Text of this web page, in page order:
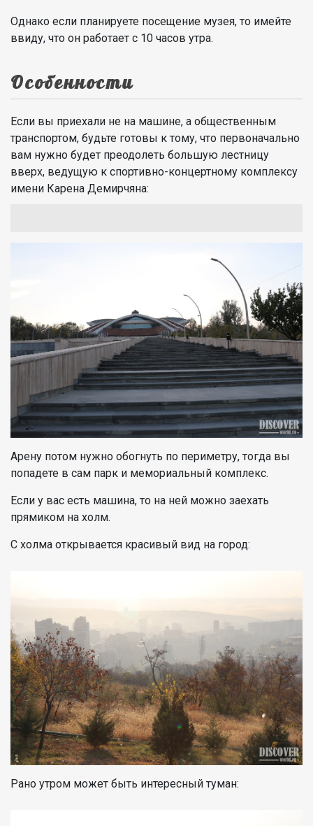
Однако если планируете посещение музея, то имейте
ввиду, что он работает с 10 часов утра.
Особенности
Если вы приехали не на машине, а общественным
транспортом, будьте готовы к тому, что первоначально
вам нужно будет преодолеть большую лестницу
вверх, ведущую к спортивно-концертному комплексу
имени Карена Демирчяна:
Арену потом нужно обогнуть по периметру, тогда вы
попадете в сам парк и мемориальный комплекс.
Если у вас есть машина, то на ней можно заехать
прямиком на холм.
С холма открывается красивый вид на город:
Рано утром может быть интересный туман: